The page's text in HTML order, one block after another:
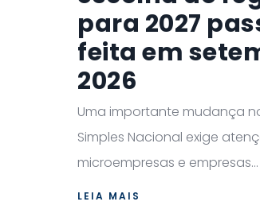
para 2027
feita em
2026
Uma importante mudança
Simples Nacional exige
microempresas e empresas...
LEIA MAIS